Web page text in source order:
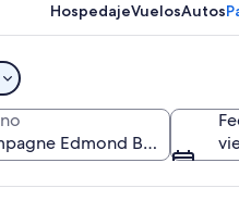
HospedajeVuelosAutos